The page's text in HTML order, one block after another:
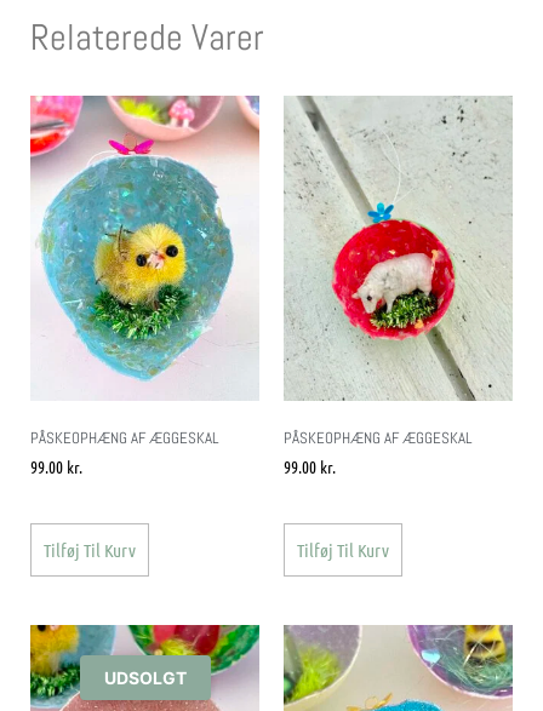
Relaterede Varer
PÅSKEOPHÆNG AF ÆGGESKAL
99.00 kr.
Tilføj Til Kurv
PÅSKEOPHÆNG AF ÆGGESKAL
99.00 kr.
Tilføj Til Kurv
UDSOLGT